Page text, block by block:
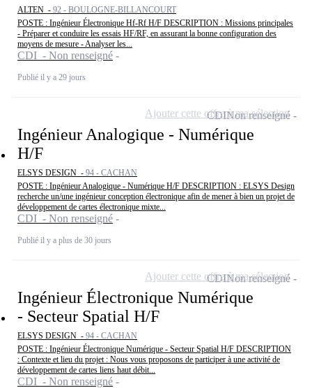
ALTEN - 92 - BOULOGNE-BILLANCOURT
POSTE : Ingénieur Électronique Hf-Rf H/F DESCRIPTION : Missions principales
- Préparer et conduire les essais HF/RF, en assurant la bonne configuration des
moyens de mesure - Analyser les...
CDI - Non renseigné
Publié il y a 29 jours
Ingénieur Analogique - Numérique
H/F
ELSYS DESIGN - 94 - CACHAN
POSTE : Ingénieur Analogique - Numérique H/F DESCRIPTION : ELSYS Design
recherche un/une ingénieur conception électronique afin de mener à bien un projet de
développement de cartes électronique mixte...
CDI - Non renseigné
Publié il y a plus de 30 jours
CDINon renseigné
Ajouter cette offre à ma sélection
Ingénieur Électronique Numérique
- Secteur Spatial H/F
ELSYS DESIGN - 94 - CACHAN
POSTE : Ingénieur Électronique Numérique - Secteur Spatial H/F DESCRIPTION
: Contexte et lieu du projet : Nous vous proposons de participer à une activité de
développement de cartes liens haut débit...
CDI - Non renseigné
CDINon renseigné
Ajouter cette offre à ma sélection